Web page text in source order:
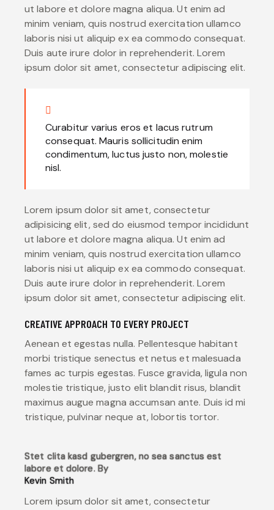
ut labore et dolore magna aliqua. Ut enim ad
minim veniam, quis nostrud exercitation ullamco
laboris nisi ut aliquip ex ea commodo consequat.
Duis aute irure dolor in reprehenderit. Lorem
ipsum dolor sit amet, consectetur adipiscing elit.
Curabitur varius eros et lacus rutrum
consequat. Mauris sollicitudin enim
condimentum, luctus justo non, molestie
nisl.
Lorem ipsum dolor sit amet, consectetur
adipisicing elit, sed do eiusmod tempor incididunt
ut labore et dolore magna aliqua. Ut enim ad
minim veniam, quis nostrud exercitation ullamco
laboris nisi ut aliquip ex ea commodo consequat.
Duis aute irure dolor in reprehenderit. Lorem
ipsum dolor sit amet, consectetur adipiscing elit.
CREATIVE APPROACH TO EVERY PROJECT
Aenean et egestas nulla. Pellentesque habitant
morbi tristique senectus et netus et malesuada
fames ac turpis egestas. Fusce gravida, ligula non
molestie tristique, justo elit blandit risus, blandit
maximus augue magna accumsan ante. Duis id mi
tristique, pulvinar neque at, lobortis tortor.
Stet clita kasd gubergren, no sea sanctus est
labore et dolore. By
Kevin Smith
Lorem ipsum dolor sit amet, consectetur